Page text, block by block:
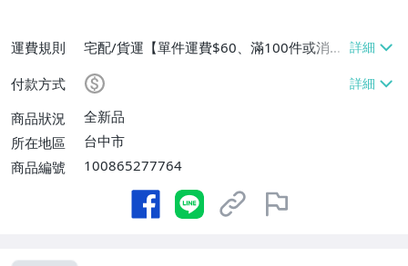
運費規則
宅配/貨運【單件運費$60、滿100件或消費
滿$9999免運費】
付款方式
商品狀況
全新品
所在地區
台中市
商品編號
100865277764